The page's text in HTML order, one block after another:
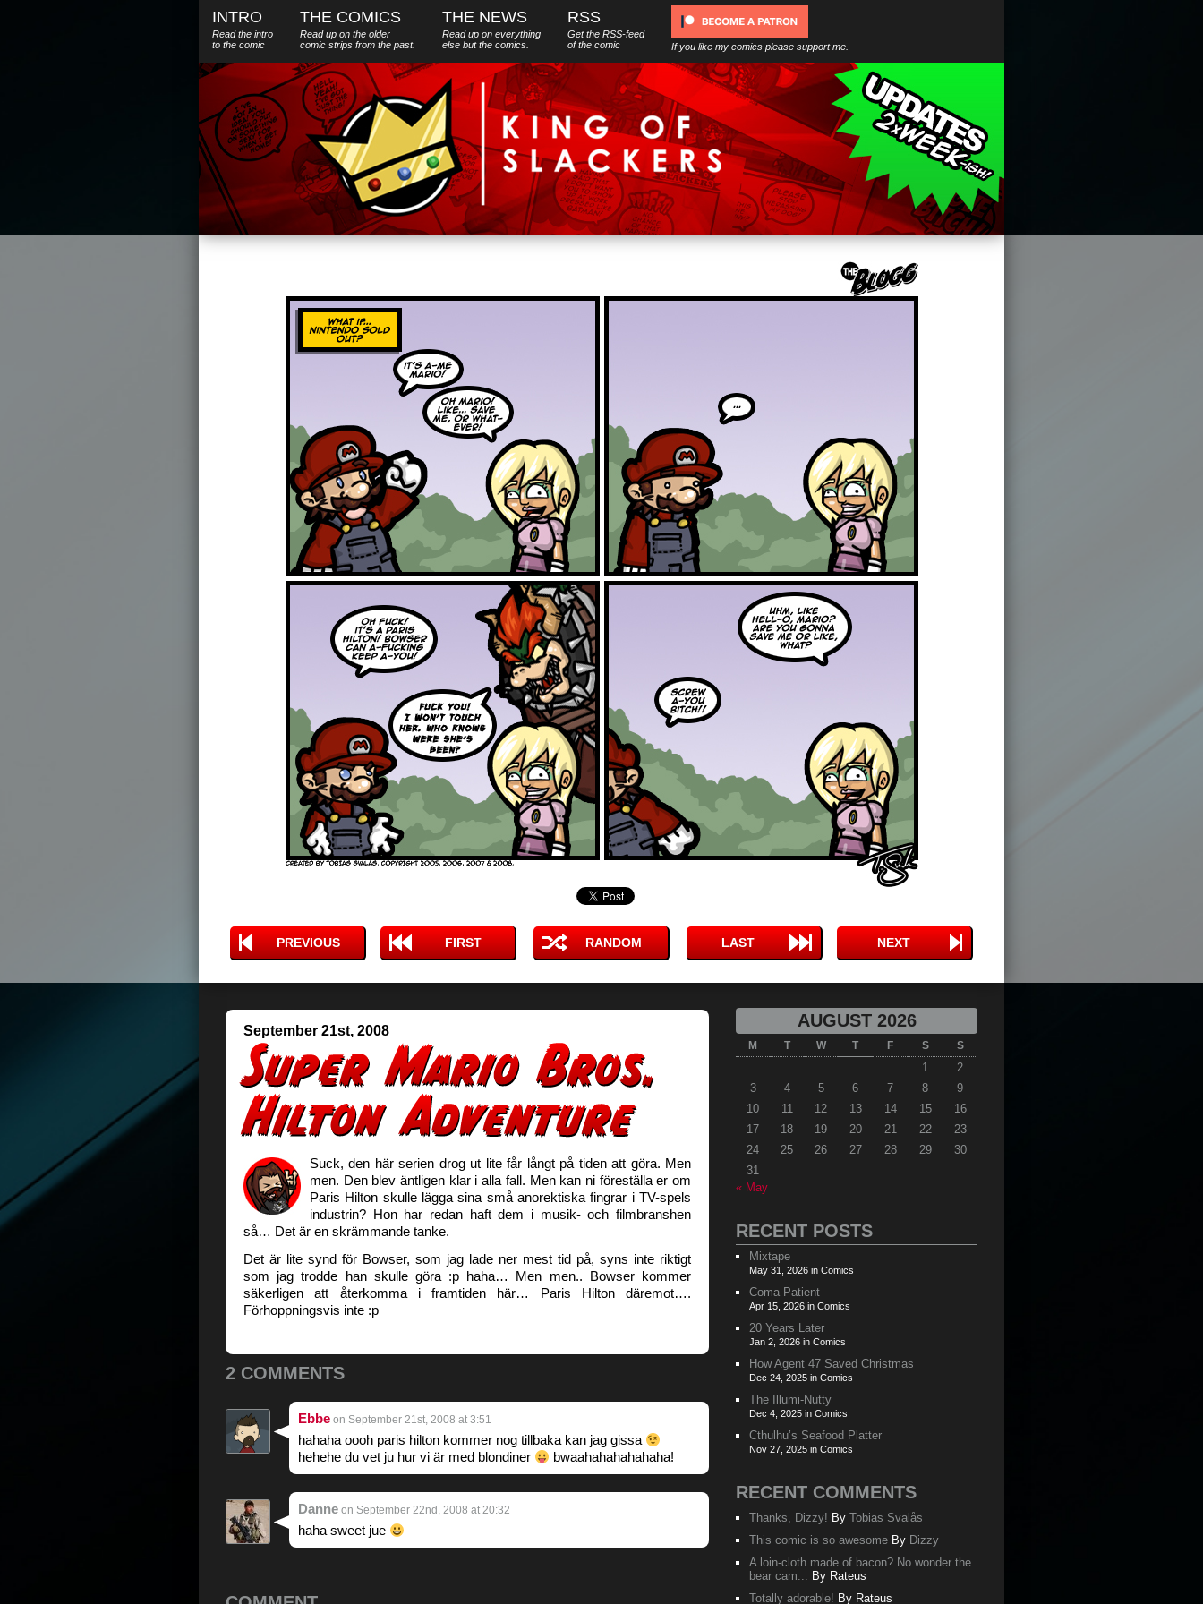
INTRO
Read the intro
to the comic
THE COMICS
Read up on the older
comic strips from the past.
THE NEWS
Read up on everything
else butthe comics.
RSS
Get the RSS-feed
of the comic
If you like my comics please support me.
PREVIOUS FIRST RANDOM LAST NEXT
September 21st, 2008
Suck, den här serien drog ut lite får långt på tiden att göra. Men
men. Den blev äntligen klar i alla fall. Men kan ni föreställa er om
Paris Hilton skulle lägga sina små anorektiska fingrar i TV-spels
industrin? Hon har redan haft dem i musik- och filmbranshen
så… Det är en skrämmande tanke.
Det är lite synd för Bowser, som jag lade ner mest tid på, syns inte riktigt
som jag trodde han skulle göra :p haha… Men men.. Bowser kommer
säkerligen att återkomma i framtiden här… Paris Hilton däremot….
Förhoppningsvis inte :p
2 COMMENTS
Ebbe on September 21st, 2008 at 3:51
hahaha oooh paris hilton kommer nog tillbaka kan jag gissa
hehehe du vet ju hur vi är med blondiner
bwaahahahahahaha!
Danne on September 22nd, 2008 at 20:32
haha sweet jue
AUGUST 2026
M T W T F S S
1
2
3
4 5 6 7 8
9
10
11 12 13 14 15
16
17
18 19 20 21 22
23
24
25 26 27 28 29
30
31
« May
RECENT POSTS
Mixtape
May 31, 2026 in Comics
Coma Patient
Apr 15, 2026 in Comics
20 Years Later
Jan 2, 2026 in Comics
How Agent 47 Saved Christmas
Dec 24, 2025 in Comics
The Illumi-Nutty
Dec 4, 2025 in Comics
Cthulhu’s Seafood Platter
Nov 27, 2025 in Comics
RECENT COMMENTS
Thanks, Dizzy! By Tobias Svalås
This comic is so awesome By Dizzy
A loin-cloth made of bacon? No wonder the
bear cam... By Rateus
Totally adorable! By Rateus